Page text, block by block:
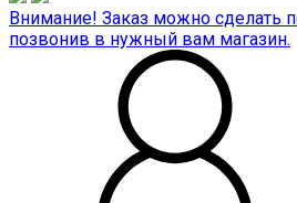
Внимание! Заказ можно сделать
позвонив в нужный вам магазин.